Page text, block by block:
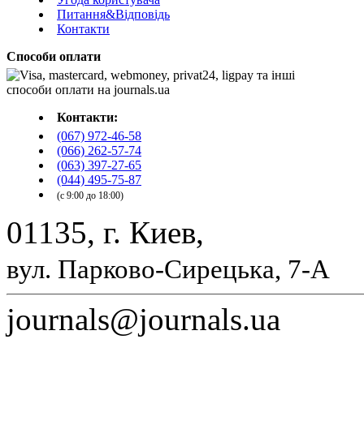
Питання&Відповідь
Контакти
Способи оплати
Контакти:
(067) 972-46-58
(066) 262-57-74
(063) 397-27-65
(044) 495-75-87
(с 9:00 до 18:00)
01135, г. Киев,
вул. Парково-Сирецька, 7-А
journals@journals.ua